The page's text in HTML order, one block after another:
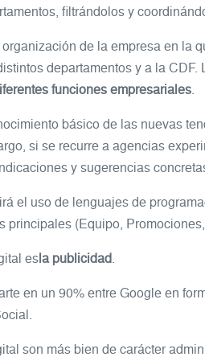
filtrándolos y
de la empresa en la
departamentos y a la
funciones empresariales.
básico de las nuevas
si se recurre a agencias
y sugerencias
el uso de lenguajes de
(Equipo,
esla publicidad.
en un 90% entre Google en
son más bien de carácter